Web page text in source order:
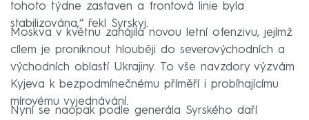
tohoto týdne zastaven a frontová linie byla
stabilizována,“ řekl Syrskyj.
Moskva v květnu zahájila novou letní ofenzivu, jejímž
cílem je proniknout hlouběji do severovýchodních a
východních oblastí Ukrajiny. To vše navzdory výzvám
Kyjeva k bezpodmínečnému příměří i probíhajícímu
mírovému vyjednávání.
Nyní se naopak podle generála Syrského daří